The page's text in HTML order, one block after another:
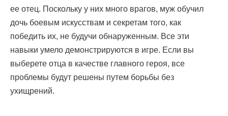
ее отец. Поскольку у них много врагов, муж обучил
дочь боевым искусствам и секретам того, как
победить их, не будучи обнаруженным. Все эти
навыки умело демонстрируются в игре. Если вы
выберете отца в качестве главного героя, все
проблемы будут решены путем борьбы без
ухищрений.